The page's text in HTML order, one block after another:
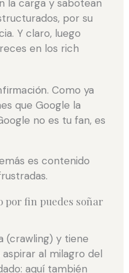
la carga y sabotean
por su
Y claro, luego
en los rich
. Como ya
que Google la
no es tu fan, es
es contenido
por fin puedes soñar
(crawling) y tiene
al milagro del
aquí también